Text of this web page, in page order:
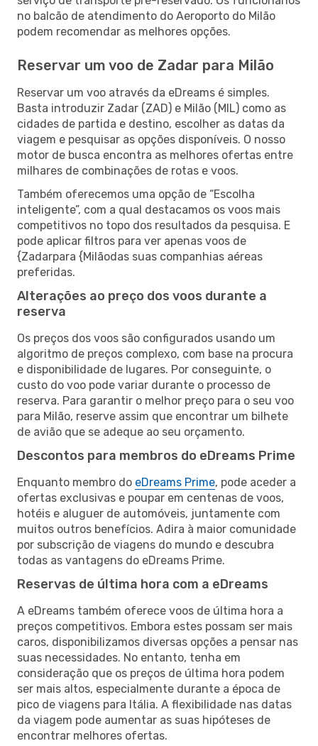
no balcão de atendimento do Aeroporto do Milão
podem recomendar as melhores opções.
Reservar um voo de Zadar para Milão
Reservar um voo através da eDreams é simples.
Basta introduzir Zadar (ZAD) e Milão (MIL) como as
cidades de partida e destino, escolher as datas da
viagem e pesquisar as opções disponíveis. O nosso
motor de busca encontra as melhores ofertas entre
milhares de combinações de rotas e voos.
Também oferecemos uma opção de “Escolha
inteligente”, com a qual destacamos os voos mais
competitivos no topo dos resultados da pesquisa. E
pode aplicar filtros para ver apenas voos de
{Zadarpara {Milãodas suas companhias aéreas
preferidas.
Alterações ao preço dos voos durante a
reserva
Os preços dos voos são configurados usando um
algoritmo de preços complexo, com base na procura
e disponibilidade de lugares. Por conseguinte, o
custo do voo pode variar durante o processo de
reserva. Para garantir o melhor preço para o seu voo
para Milão, reserve assim que encontrar um bilhete
de avião que se adeque ao seu orçamento.
Descontos para membros do eDreams Prime
Enquanto membro do eDreams Prime, pode aceder a
ofertas exclusivas e poupar em centenas de voos,
hotéis e aluguer de automóveis, juntamente com
muitos outros benefícios. Adira à maior comunidade
por subscrição de viagens do mundo e descubra
todas as vantagens do eDreams Prime.
Reservas de última hora com a eDreams
A eDreams também oferece voos de última hora a
preços competitivos. Embora estes possam ser mais
caros, disponibilizamos diversas opções a pensar nas
suas necessidades. No entanto, tenha em
consideração que os preços de última hora podem
ser mais altos, especialmente durante a época de
pico de viagens para Itália. A flexibilidade nas datas
da viagem pode aumentar as suas hipóteses de
encontrar melhores ofertas.